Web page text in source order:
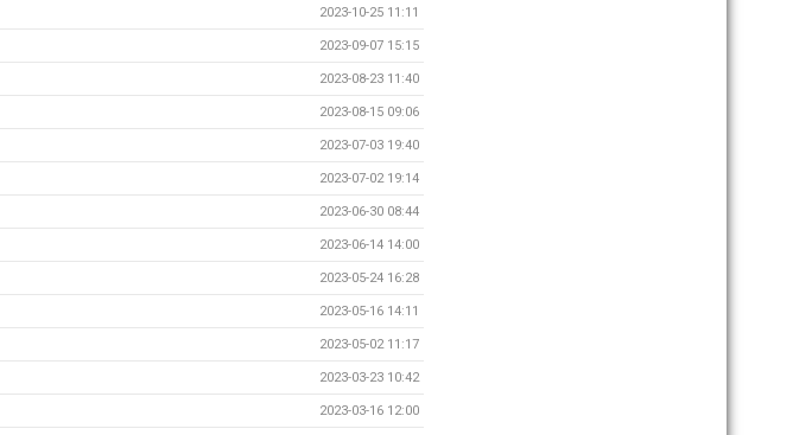
2023-10-25 11:11
2023-09-07 15:15
2023-08-23 11:40
2023-08-15 09:06
2023-07-03 19:40
2023-07-02 19:14
2023-06-30 08:44
2023-06-14 14:00
2023-05-24 16:28
2023-05-16 14:11
2023-05-02 11:17
2023-03-23 10:42
2023-03-16 12:00